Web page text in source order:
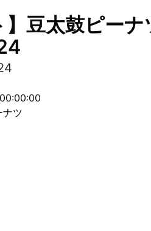
】豆太鼓ピー
ナツ